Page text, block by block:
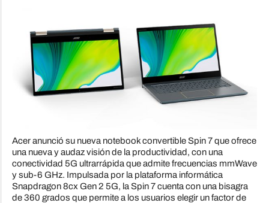
Acer anunció su nueva notebook convertible Spin 7 que ofrece
una nueva y audaz visión de la productividad, con una
conectividad 5G ultrarrápida que admite frecuencias mmWave
y sub-6 GHz. Impulsada por la plataforma informática
Snapdragon 8cx Gen 2 5G, la Spin 7 cuenta con una bisagra
de 360 grados que permite a los usuarios elegir un factor de